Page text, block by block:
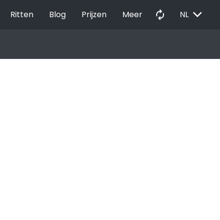
Ritten Blog Prijzen Meer autorenew NL EXPAND_MORE